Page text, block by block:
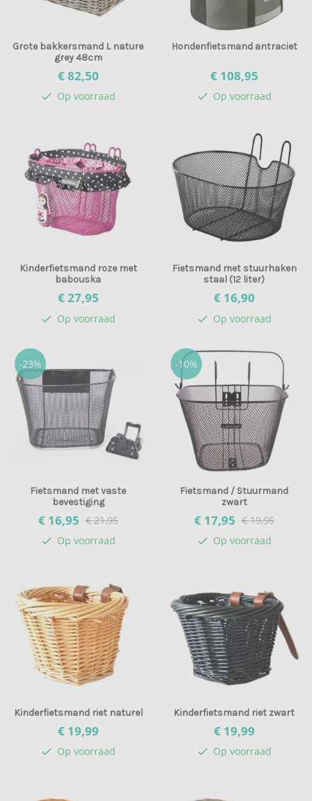
Grote bakkersmand L nature
grey 48cm
€ 82,50
check Op voorraad
Hondenfietsmand antraciet
€ 108,95
check Op voorraad
Kinderfietsmand roze met
babouska
€ 27,95
check Op voorraad
Fietsmand met stuurhaken
staal (12 liter)
€ 16,90
check Op voorraad
-23%
Fietsmand met vaste
bevestiging
€ 16,95 € 21,95
check Op voorraad
-10%
Fietsmand / Stuurmand
zwart
€ 17,95 € 19,95
check Op voorraad
Kinderfietsmand riet naturel
€ 19,99
check Op voorraad
Kinderfietsmand riet zwart
€ 19,99
check Op voorraad